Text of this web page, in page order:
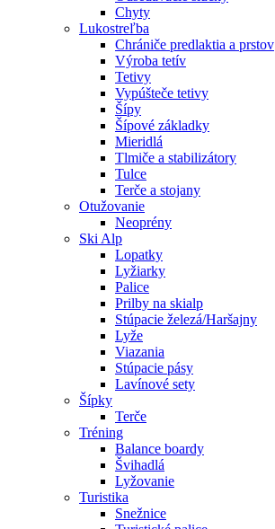
Chyty
Lukostreľba
Chrániče predlaktia a prstov
Výroba tetív
Tetivy
Vypúšteče tetivy
Šípy
Šípové základky
Mieridlá
Tlmiče a stabilizátory
Tulce
Terče a stojany
Otužovanie
Neoprény
Ski Alp
Lopatky
Lyžiarky
Palice
Prilby na skialp
Stúpacie železá/Haršajny
Lyže
Viazania
Stúpacie pásy
Lavínové sety
Šípky
Terče
Tréning
Balance boardy
Švihadlá
Lyžovanie
Turistika
Snežnice